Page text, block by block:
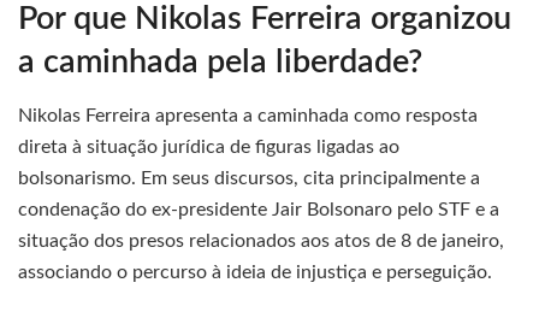
Por que Nikolas Ferreira organizou
a caminhada pela liberdade?
Nikolas Ferreira apresenta a caminhada como resposta
direta à situação jurídica de figuras ligadas ao
bolsonarismo. Em seus discursos, cita principalmente a
condenação do ex-presidente Jair Bolsonaro pelo STF e a
situação dos presos relacionados aos atos de 8 de janeiro,
associando o percurso à ideia de injustiça e perseguição.